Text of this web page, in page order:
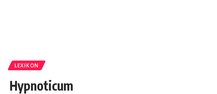
LEXIKON
Hypnoticum